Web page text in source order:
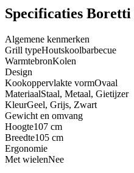
Specificaties
Algemene kenmerken
Grill typeHoutskoolbarbecue
WarmtebronKolen
Design
Kookoppervlakte vormOvaal
MateriaalStaal, Metaal, Gietijzer
KleurGeel, Grijs, Zwart
Gewicht en omvang
Hoogte107 cm
Breedte105 cm
Ergonomie
Met wielenNee